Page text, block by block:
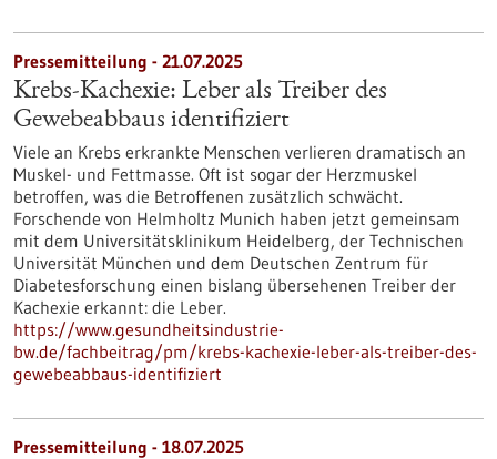
Pressemitteilung - 21.07.2025
Krebs-Kachexie: Leber als Treiber des
Gewebeabbaus identifiziert
Viele an Krebs erkrankte Menschen verlieren dramatisch an
Muskel- und Fettmasse. Oft ist sogar der Herzmuskel
betroffen, was die Betroffenen zusätzlich schwächt.
Forschende von Helmholtz Munich haben jetzt gemeinsam
mit dem Universitätsklinikum Heidelberg, der Technischen
Universität München und dem Deutschen Zentrum für
Diabetesforschung einen bislang übersehenen Treiber der
Kachexie erkannt: die Leber.
https://www.gesundheitsindustrie-
bw.de/fachbeitrag/pm/krebs-kachexie-leber-als-treiber-des-
gewebeabbaus-identifiziert
Pressemitteilung - 18.07.2025